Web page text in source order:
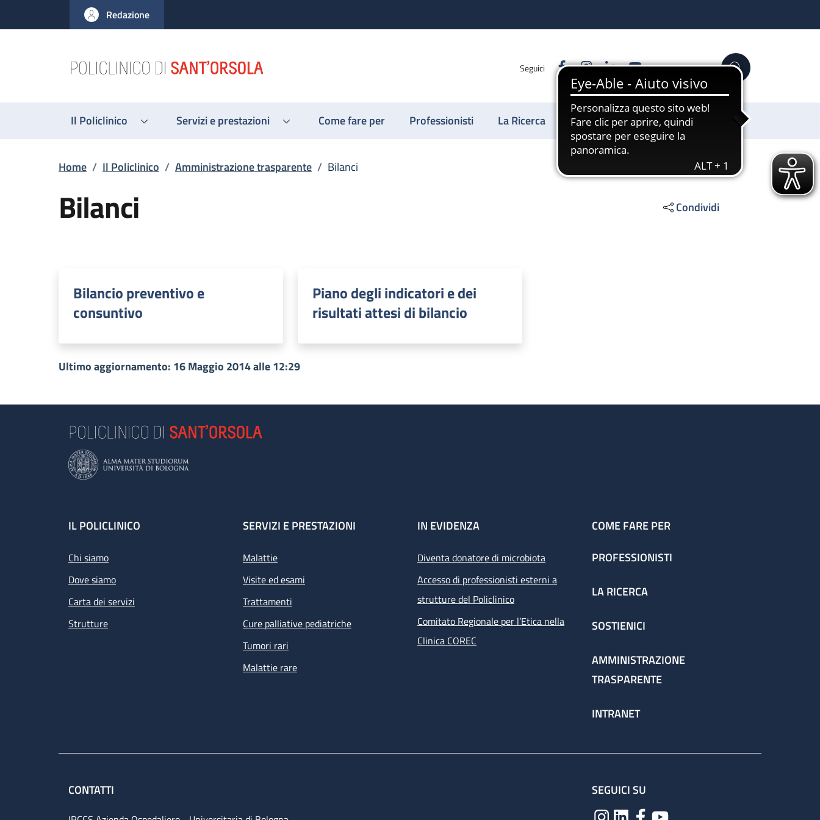
al contenuto principale
to footer content
Redazione
Seguici FacebookInstagram
LinkedinYouTube Cerca
Il Policlinico Servizi e prestazioni Come fare per Professionisti La Ricerca Sostienici
Briciole di pane
Home / Il Policlinico / Amministrazione trasparente / Bilanci
Bilanci Condividi
Bilancio preventivo e
consuntivo
Piano degli indicatori e dei
risultati attesi di bilancio
Ultimo aggiornamento: 16 Maggio 2014 alle 12:29
Footer
IL POLICLINICO
Chi siamo
Dove siamo
Carta dei servizi
Strutture
SERVIZI E PRESTAZIONI
Malattie
Visite ed esami
Trattamenti
Cure palliative pediatriche
Tumori rari
Malattie rare
IN EVIDENZA
Diventa donatore di microbiota
Accesso di professionisti esterni a
strutture del Policlinico
Comitato Regionale per l’Etica nella
Clinica COREC
COME FARE PER
PROFESSIONISTI
LA RICERCA
SOSTIENICI
AMMINISTRAZIONE
TRASPARENTE
INTRANET
CONTATTI SEGUICI SU